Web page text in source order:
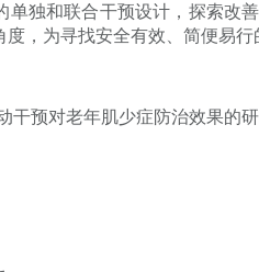
单独和联合干预设计，探索改
，为寻找安全有效、简便易
预对老年肌少症防治效果的